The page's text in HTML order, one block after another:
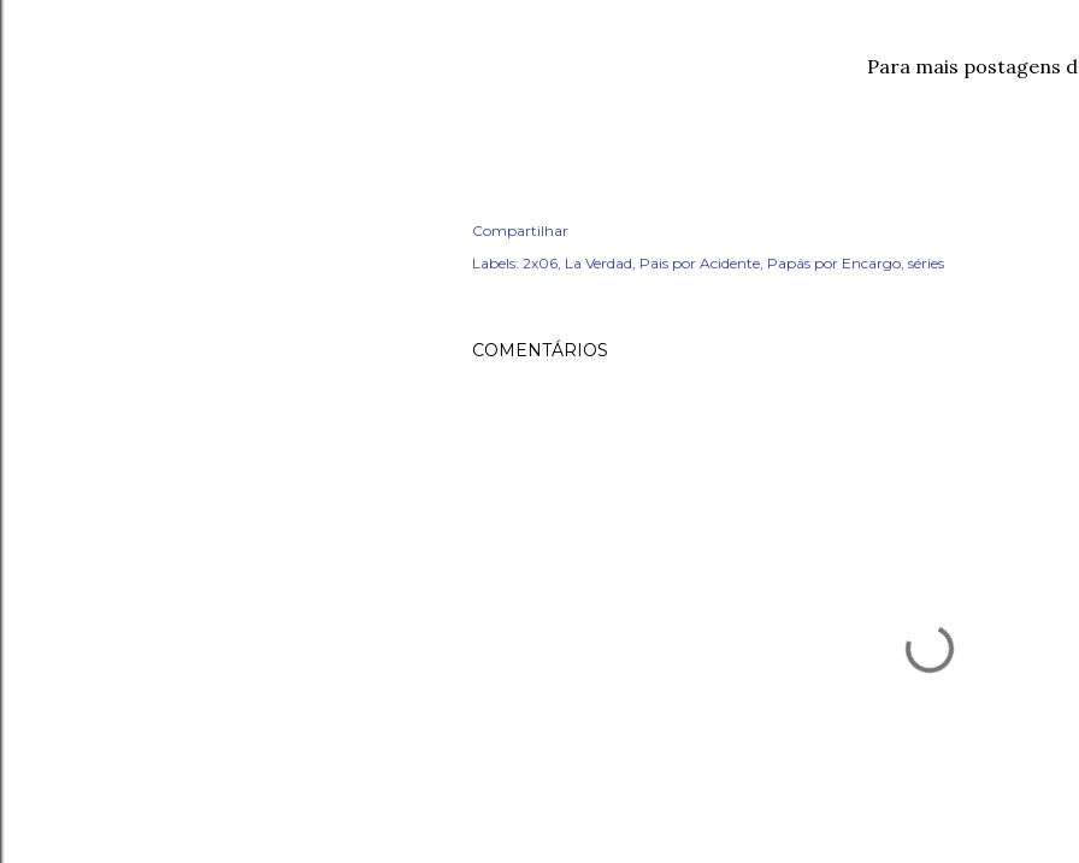
Para mais postagens
Compartilhar
Labels: 2x06 La Verdad Pais por Acidente Papás por Encargo séries
COMENTÁRIOS